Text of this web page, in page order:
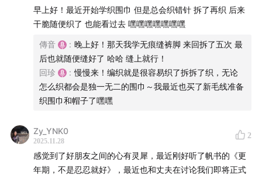
再固执的爸爸，也希望生病时能有孩子陪伴
回珍最近遇到的一件非常可爱的小事
觉得自己很漂亮，但依然很难坦然接受赞美
50:59
早上好！最近开始学织围巾 但是总会织错针 拆了再织 后来
干脆随便织了 也能看过去 嘿嘿嘿嘿嘿嘿嘿
傳音 : 晚上好！那天我学无痕缝裤脚 来回拆了五次 最
后也就随便缝好了 哈哈 缝上就行！
回珍
: 慢慢来！编织就是很容易织了拆拆了织，无论
怎么织都会是独一无二的围巾～我最近也买了新毛线准备
织围巾和帽子了嘿嘿
Zy_YNK0
2025.11.28
2
感觉到了好朋友之间的心有灵犀，最近刚好听了帆书的《更
年期，不是忍忍就好》，最近也和丈夫在讨论我们即将正式